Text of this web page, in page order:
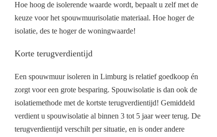
Hoe hoog de isolerende waarde wordt, bepaalt u zelf met de
keuze voor het spouwmuurisolatie materiaal. Hoe hoger de
isolatie, des te hoger de woningwaarde!
Korte terugverdientijd
Een spouwmuur isoleren in Limburg is relatief goedkoop én
zorgt voor een grote besparing. Spouwisolatie is dan ook de
isolatiemethode met de kortste terugverdientijd! Gemiddeld
verdient u spouwisolatie al binnen 3 tot 5 jaar weer terug. De
terugverdientijd verschilt per situatie, en is onder andere